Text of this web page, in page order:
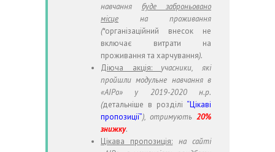
навчання буде заброньовано
місце на проживання
(*організаційний внесок не
включає витрати на
проживання та харчування).
Діюча акція: учасники, які
пройшли модульне навчання в
«АІРо» у 2019-2020 н.р.
(детальніше в розділі “Цікаві
пропозиції”), отримують 20%
знижку.
Цікава пропозиція: на сайті